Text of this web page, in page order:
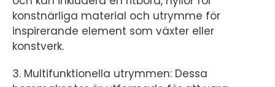
konstnärliga material och utrymme för
inspirerande element som växter eller
konstverk.
3. Multifunktionella utrymmen: Dessa